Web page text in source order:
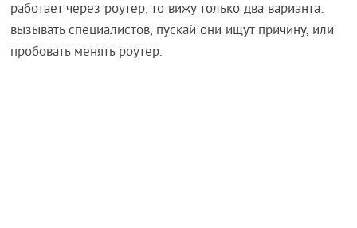
работает через роутер, то вижу только два варианта:
вызывать специалистов, пускай они ищут причину, или
пробовать менять роутер.